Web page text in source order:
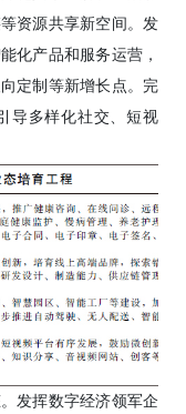
资源共享新空间。发
化产品和服务运营，
定制等新增长点。完
导多样化社交、短视
发挥数字经济领军企